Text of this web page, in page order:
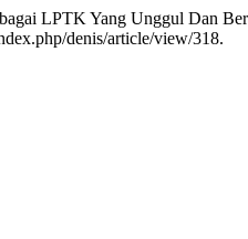
LPTK Yang Unggul Dan
denis/article/view/318.